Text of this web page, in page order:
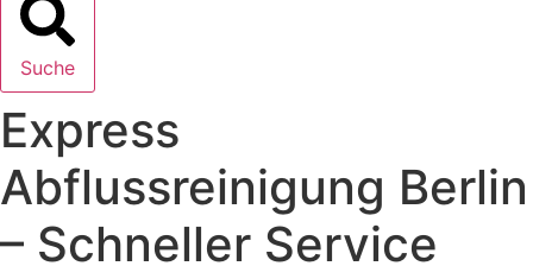
Suche
Express
Abflussreinigung Berlin
– Schneller Service